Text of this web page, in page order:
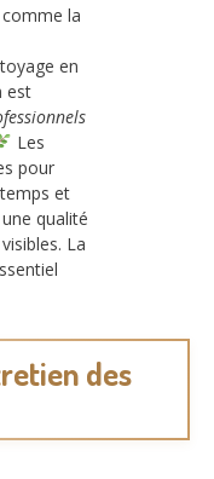
la
en
est
Les
pour
et
qualité
La
des